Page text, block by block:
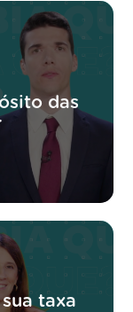
das
taxa